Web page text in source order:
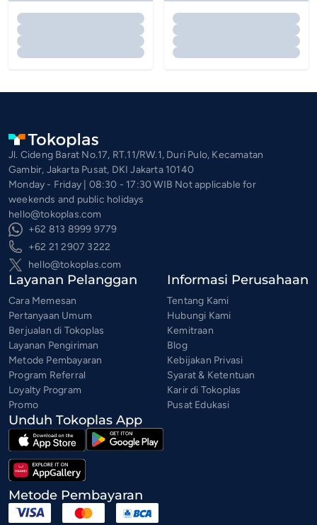
Jl. Cideng Barat No.17, RT.11/RW.1, Duri Pulo, Kecamatan
Gambir, Jakarta Pusat, DKI Jakarta 10140
Monday - Friday | 08:30 - 17:30 WIB Not applicable for
weekends and public holidays
hello@tokoplas.com
+62 813 8999 9779
+62 21 2907 3222
hello@tokoplas.com
Layanan Pelanggan
Cara Memesan
Pertanyaan Umum
Berjualan di Tokoplas
Layanan Pengiriman
Metode Pembayaran
Program Referral
Loyalty Program
Promo
Informasi Perusahaan
Tentang Kami
Hubungi Kami
Kemitraan
Blog
Kebijakan Privasi
Syarat & Ketentuan
Karir di Tokoplas
Pusat Edukasi
Unduh Tokoplas App
Metode Pembayaran